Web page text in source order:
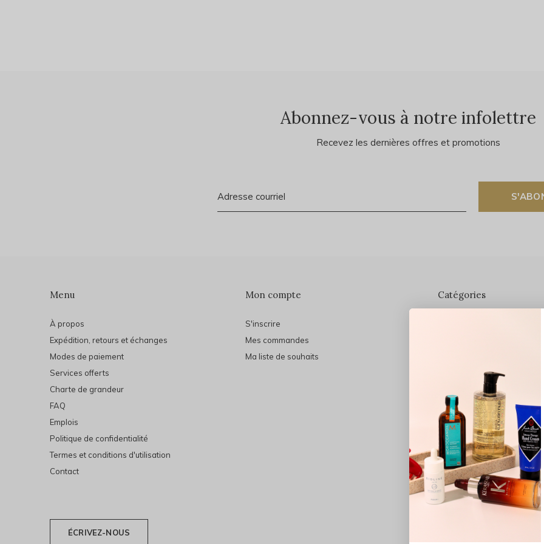
Abonnez-vous à notre infolettre
Recevez les dernières offres et promotions
Menu
À propos
Expédition, retours et échanges
Modes de paiement
Services offerts
Charte de grandeur
FAQ
Emplois
Politique de confidentialité
Termes et conditions d'utilisation
Contact
Mon compte
S'inscrire
Mes commandes
Ma liste de souhaits
Catégories
Soins du visage
Maquillage
Bain et Corps
Bijoux
ÉCRIVEZ-NOUS